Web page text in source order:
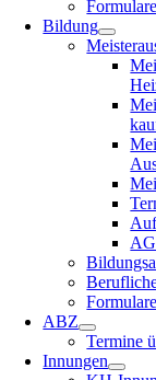
Bildung
ABZ
Termine
Innungen